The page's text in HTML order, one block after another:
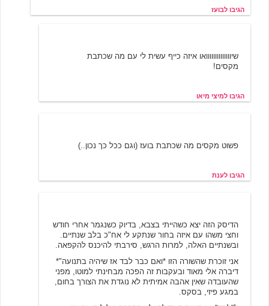
הגיבו לבועז
שיוווווווווווווואו איזה כייף עשית לי עם מה שכתבת
מקסים!
הגיבו למיצי מיאו
פשוט מקסים מה שכתבת בועז (וגם ככל כך נכון..)
הגיבו לענת
הדיסק הזה יצא כשהייתי בצבא, בדיוק כשנגמר אחרי חודש
וחצי משהו עם איזה בחור שנתקע לי אח"כ בלב שנתיים.
ובשנתיים האלה, למרות הרגש, סירבתי להיכנס להקפאה.
אני זוכרת שהשורה הזו *ואם כבר לבד אז שיהיה בתנועה"*
דיברה אלי מאוד ובעקבות זה הפכה מבחינתי למוטו, מפני
שהעובדה שאין אהבה אמיתית לא נוגדת את הצורך בחום,
במגע פיזי, בסקס.